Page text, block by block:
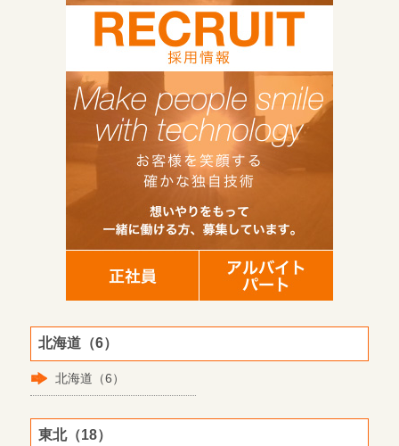
北海道（6）
北海道（6）
東北（18）